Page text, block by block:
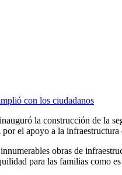
con los ciudadanos
la construcción de la
el apoyo a la
obras de
para las familias como